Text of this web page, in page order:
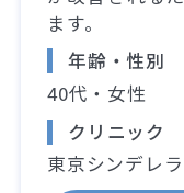
ます。
年齢・性別
40代・女性
クリニック
東京シンデレ